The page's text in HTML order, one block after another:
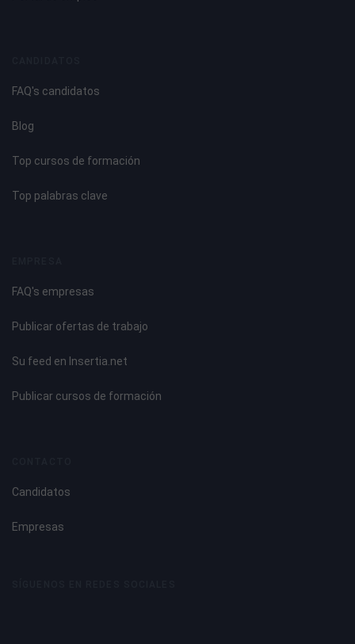
FAQ's candidatos
Blog
Top cursos de formación
Top palabras clave
FAQ's empresas
Publicar ofertas de trabajo
Su feed en Insertia.net
Publicar cursos de formación
Candidatos
Empresas